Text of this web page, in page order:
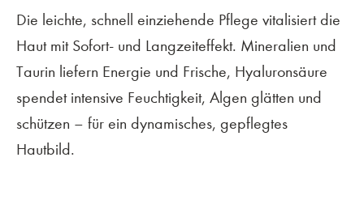
Die leichte, schnell einziehende Pflege vitalisiert die
Haut mit Sofort- und Langzeiteffekt. Mineralien und
Taurin liefern Energie und Frische, Hyaluronsäure
spendet intensive Feuchtigkeit, Algen glätten und
schützen – für ein dynamisches, gepflegtes
Hautbild.